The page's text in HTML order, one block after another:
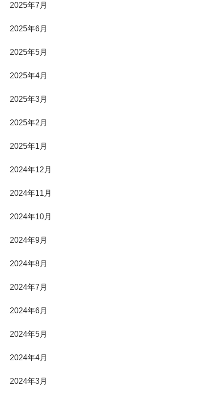
2025年7月
2025年6月
2025年5月
2025年4月
2025年3月
2025年2月
2025年1月
2024年12月
2024年11月
2024年10月
2024年9月
2024年8月
2024年7月
2024年6月
2024年5月
2024年4月
2024年3月